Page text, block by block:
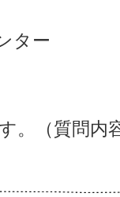
ター
。（質問内